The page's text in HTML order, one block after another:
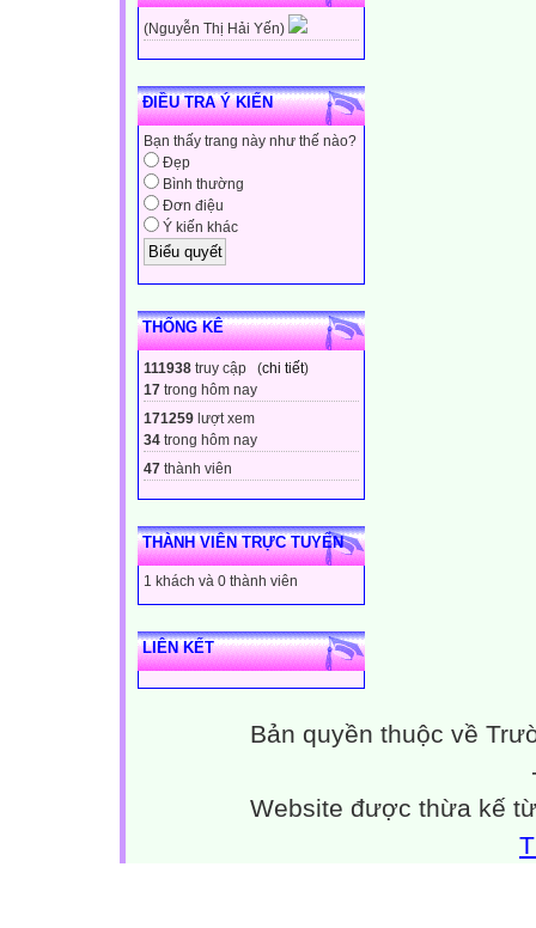
(Nguyễn Thị Hải Yến)
ĐIỀU TRA Ý KIẾN
Bạn thấy trang này như thế nào?
Đẹp
Bình thường
Đơn điệu
Ý kiến khác
THỐNG KÊ
111938 truy cập (chi tiết)
17 trong hôm nay
171259 lượt xem
34 trong hôm nay
47 thành viên
THÀNH VIÊN TRỰC TUYẾN
1 khách và 0 thành viên
LIÊN KẾT
Bản quyền thuộc về
Website được thừa kế